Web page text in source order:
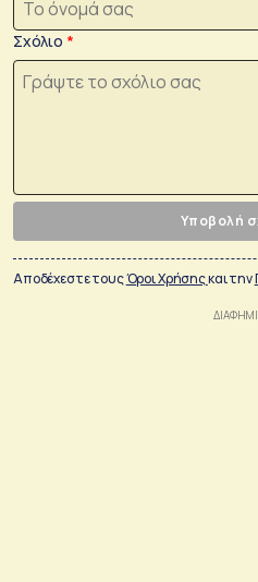
Σχόλιο
Υποβολή
Αποδέχεστε τουςΌροι Χρήσηςκαι την